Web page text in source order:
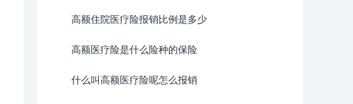
高额住院医疗险报销比例是多少
高额医疗险是什么险种的保险
什么叫高额医疗险呢怎么报销